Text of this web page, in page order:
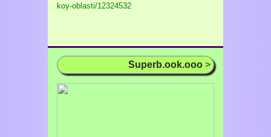
koy-oblasti/12324532
Superb.ook.ooo >